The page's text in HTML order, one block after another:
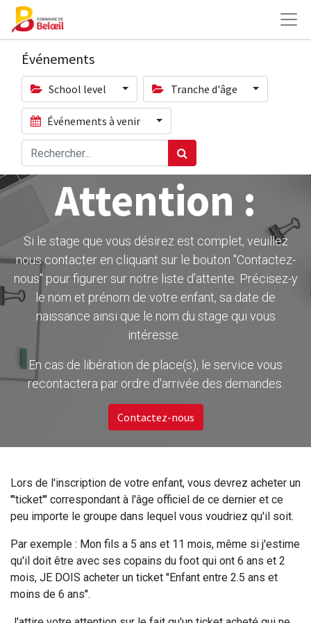
Événements
School level Tranche d'âge
Événements à venir
Attention :
Si le stage que vous désirez est complet, veuillez
nous contacter en cliquant sur le bouton ''Contactez-
nous" pour figurer sur notre liste d'attente. Précisez-y
le nom et prénom de votre enfant, sa date de
naissance ainsi que le nom du stage qui vous
intéresse.
En cas de libération de place(s), le service vous
recontactera par ordre d'arrivée des demandes.
Contactez-nous
Lors de l'inscription de votre enfant, vous devrez acheter un
'''ticket''' correspondant à l'âge officiel de ce dernier et ce
peu importe le groupe dans lequel vous voudriez qu'il soit.
Par exemple : Mon fils a 5 ans et 11 mois, même si j'estime
qu'il doit être avec ses copains du foot qui ont 6 ans et 2
mois, JE DOIS acheter un ticket ''Enfant entre 2.5 ans et
moins de 6 ans''.